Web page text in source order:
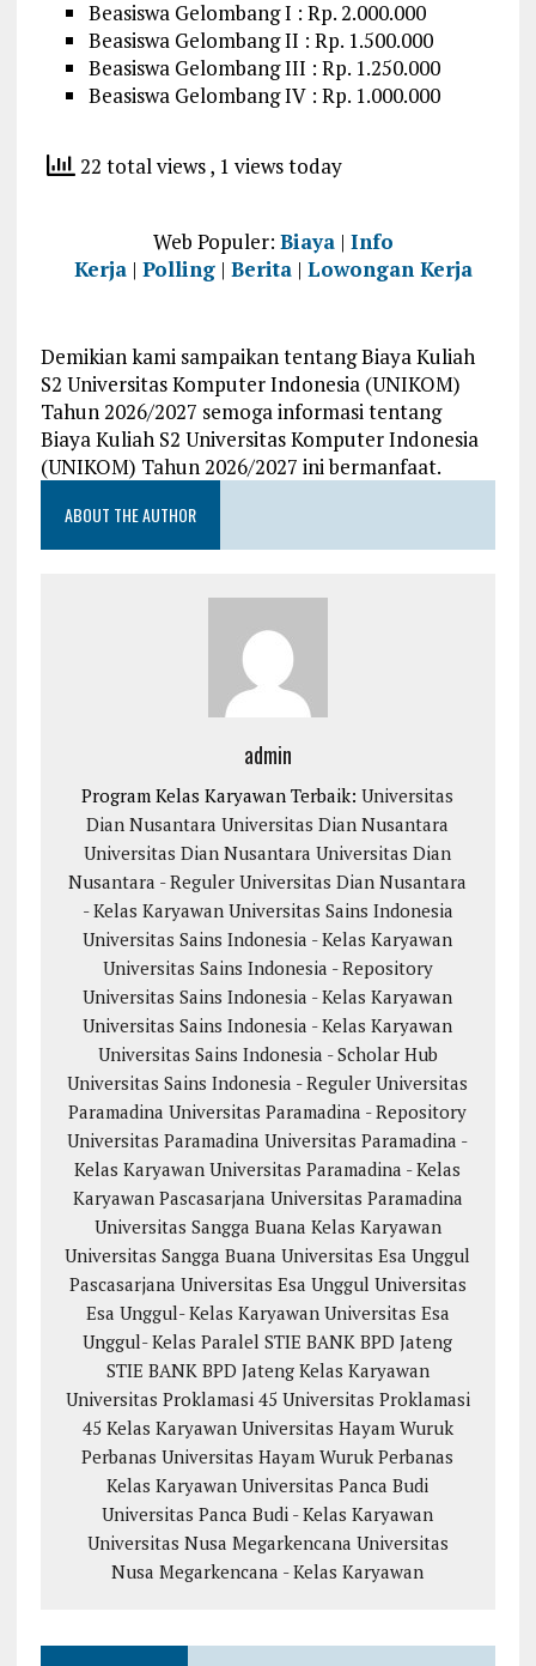
Beasiswa Gelombang I : Rp. 2.000.000
Beasiswa Gelombang II : Rp. 1.500.000
Beasiswa Gelombang III : Rp. 1.250.000
Beasiswa Gelombang IV : Rp. 1.000.000
22 total views, 1 views today
Web Populer:Biaya |Info
Kerja |Polling |Berita |Lowongan Kerja
Demikian kami sampaikan tentang Biaya Kuliah
S2 Universitas Komputer Indonesia (UNIKOM)
Tahun 2026/2027 semoga informasi tentang
Biaya Kuliah S2 Universitas Komputer Indonesia
(UNIKOM) Tahun 2026/2027 ini bermanfaat.
ABOUT THE AUTHOR
admin
Program Kelas Karyawan Terbaik:Universitas
Dian Nusantara Universitas Dian Nusantara
Universitas Dian Nusantara Universitas Dian
Nusantara - Reguler Universitas Dian Nusantara
- Kelas Karyawan Universitas Sains Indonesia
Universitas Sains Indonesia - Kelas Karyawan
Universitas Sains Indonesia - Repository
Universitas Sains Indonesia - Kelas Karyawan
Universitas Sains Indonesia - Kelas Karyawan
Universitas Sains Indonesia - Scholar Hub
Universitas Sains Indonesia - Reguler Universitas
Paramadina Universitas Paramadina - Repository
Universitas Paramadina Universitas Paramadina -
Kelas Karyawan Universitas Paramadina - Kelas
Karyawan Pascasarjana Universitas Paramadina
Universitas Sangga Buana Kelas Karyawan
Universitas Sangga Buana Universitas Esa Unggul
Pascasarjana Universitas Esa Unggul Universitas
Esa Unggul- Kelas Karyawan Universitas Esa
Unggul- Kelas Paralel STIE BANK BPD Jateng
STIE BANK BPD Jateng Kelas Karyawan
Universitas Proklamasi 45 Universitas Proklamasi
45 Kelas Karyawan Universitas Hayam Wuruk
Perbanas Universitas Hayam Wuruk Perbanas
Kelas Karyawan Universitas Panca Budi
Universitas Panca Budi - Kelas Karyawan
Universitas Nusa Megarkencana Universitas
Nusa Megarkencana - Kelas Karyawan